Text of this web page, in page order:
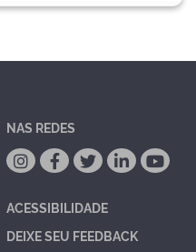
NAS REDES
ACESSIBILIDADE
DEIXE SEU FEEDBACK